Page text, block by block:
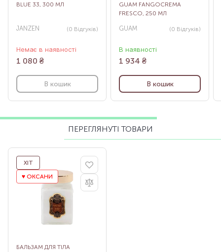
BLUE 33, 300 МЛ
JANZEN (0 Відгуків)
Немає в наявності
1 080 ₴
В кошик
GUAM FANGOCREMA
FRESCO, 250 МЛ
GUAM (0 Відгуків)
В наявності
1 934 ₴
В кошик
ПЕРЕГЛЯНУТІ ТОВАРИ
ХІТ
♥️ ОКСАНИ
БАЛЬЗАМ ДЛЯ ТІЛА